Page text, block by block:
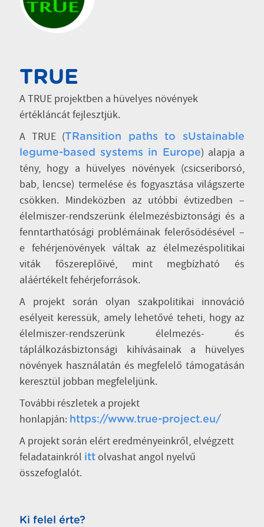
TRUE
A TRUE projektben a hüvelyes növények
értékláncát fejlesztjük.
A TRUE ( TRansition paths to sUstainable
legume-based systems in Europe) alapja a
tény, hogy a hüvelyes növények (csicseriborsó,
bab, lencse) termelése és fogyasztása világszerte
csökken. Mindeközben az utóbbi évtizedben –
élelmiszer-rendszerünk élelmezésbiztonsági és a
fenntarthatósági problémáinak felerősödésével –
e fehérjenövények váltak az élelmezéspolitikai
viták főszereplőivé, mint megbízható és
aláértékelt fehérjeforrások.
A projekt során olyan szakpolitikai innováció
esélyeit keressük, amely lehetővé teheti, hogy az
élelmiszer-rendszerünk élelmezés- és
táplálkozásbiztonsági kihívásainak a hüvelyes
növények használatán és megfelelő támogatásán
keresztül jobban megfeleljünk.
További részletek a projekt
honlapján: https://www.true-project.eu/
A projekt során elért eredményeinkről, elvégzett
feladatainkról itt olvashat angol nyelvű
összefoglalót.
Ki felel érte?